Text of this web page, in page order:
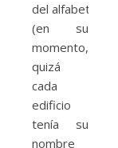
del alfabeto
(en su
momento,
quizá
cada
edificio
tenía su
nombre